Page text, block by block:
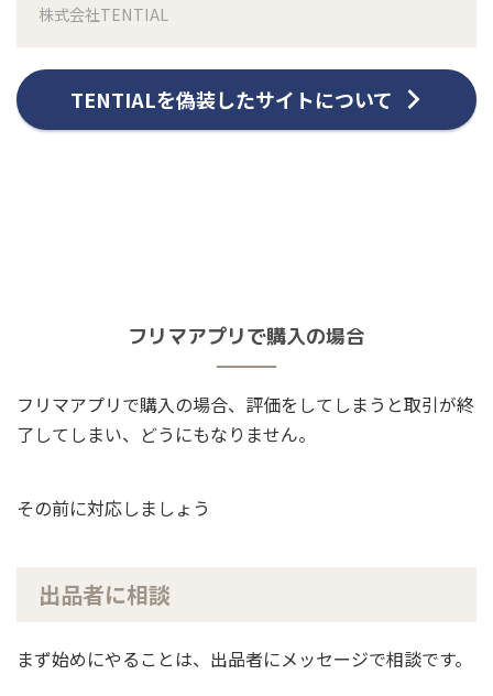
株式会社TENTIAL
TENTIALを偽装したサイトについて
フリマアプリで購入の場合
フリマアプリで購入の場合、評価をしてしまうと取引が終
了してしまい、どうにもなりません。
その前に対応しましょう
出品者に相談
まず始めにやることは、出品者にメッセージで相談です。